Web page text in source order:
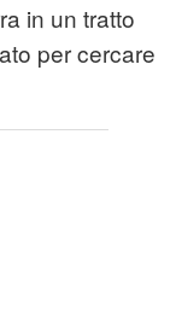
in un tratto
per cercare